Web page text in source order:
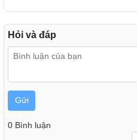
Camera 50MP OIS chụp đẹp
Galaxy A27 5G có cụm 3
Hỏi và đáp
Gửi
0 Bình luận